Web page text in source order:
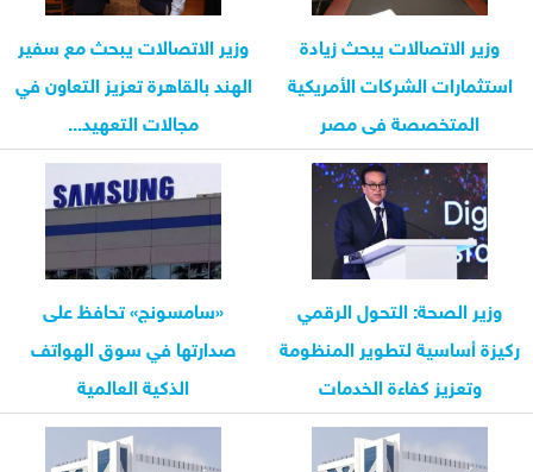
وزير الاتصالات يبحث زيادة
استثمارات الشركات الأمريكية
المتخصصة فى مصر
وزير الاتصالات يبحث مع سفير
الهند بالقاهرة تعزيز التعاون في
مجالات التعهيد...
وزير الصحة: التحول الرقمي
ركيزة أساسية لتطوير المنظومة
وتعزيز كفاءة الخدمات
«سامسونج» تحافظ على
صدارتها في سوق الهواتف
الذكية العالمية